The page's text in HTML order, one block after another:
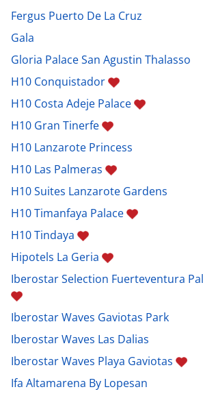
Fergus Puerto De La Cruz
Gala
Gloria Palace San Agustin Thalasso
H10 Conquistador
H10 Costa Adeje Palace
H10 Gran Tinerfe
H10 Lanzarote Princess
H10 Las Palmeras
H10 Suites Lanzarote Gardens
H10 Timanfaya Palace
H10 Tindaya
Hipotels La Geria
Iberostar Selection Fuerteventura
Iberostar Waves Gaviotas Park
Iberostar Waves Las Dalias
Iberostar Waves Playa Gaviotas
Ifa Altamarena By Lopesan